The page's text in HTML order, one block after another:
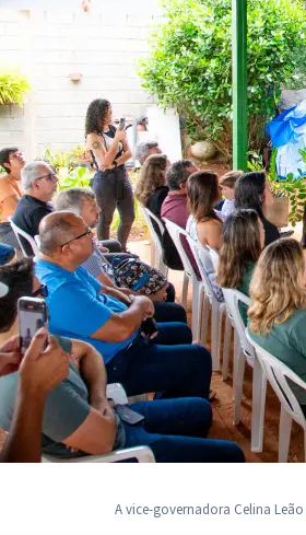
A vice-governadora Celina